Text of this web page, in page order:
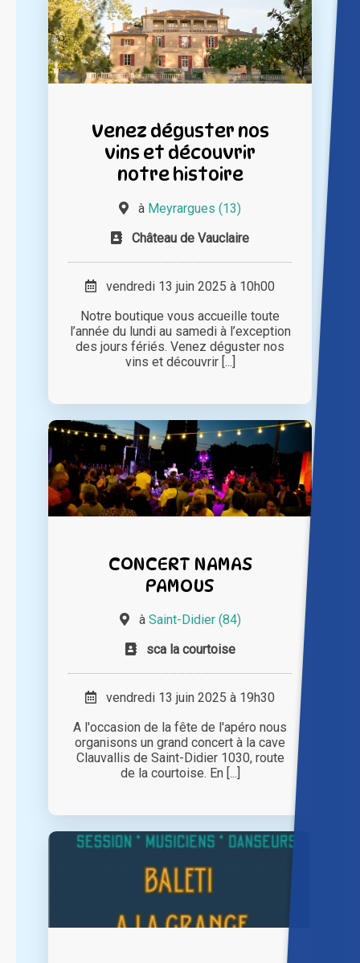
Venez déguster nos
vins et découvrir
notre histoire
à Meyrargues (13)
Château de Vauclaire
vendredi 13 juin 2025 à 10h00
Notre boutique vous accueille toute
l’année du lundi au samedi à l’exception
des jours fériés. Venez déguster nos
vins et découvrir [...]
CONCERT NAMAS
PAMOUS
à Saint-Didier (84)
sca la courtoise
vendredi 13 juin 2025 à 19h30
A l'occasion de la fête de l'apéro nous
organisons un grand concert à la cave
Clauvallis de Saint-Didier 1030, route
de la courtoise. En [...]